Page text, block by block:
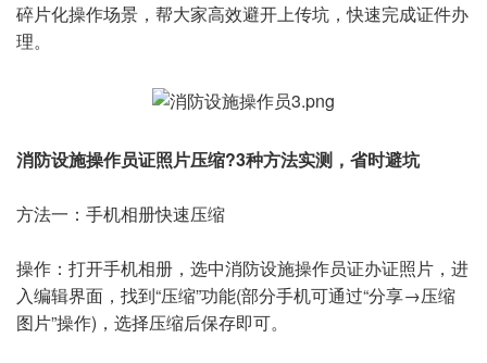
碎片化操作场景，帮大家高效避开上传坑，快速完成证件办
理。
消防设施操作员证照片压缩?3种方法实测，省时避坑
方法一：手机相册快速压缩
操作：打开手机相册，选中消防设施操作员证办证照片，进
入编辑界面，找到“压缩”功能(部分手机可通过“分享→压缩
图片”操作)，选择压缩后保存即可。